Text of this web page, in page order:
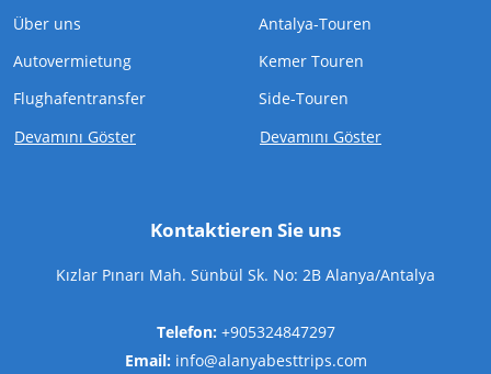
Über uns
Autovermietung
Flughafentransfer
Devamını Göster
Antalya-Touren
Kemer Touren
Side-Touren
Devamını Göster
Kontaktieren Sie uns
Kızlar Pınarı Mah. Sünbül Sk. No: 2B Alanya/Antalya
Telefon: +905324847297
Email: info@alanyabesttrips.com